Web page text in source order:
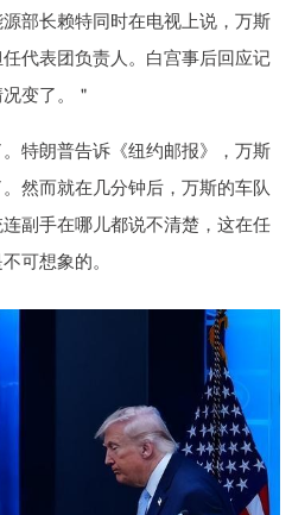
部长赖特同时在电视上说，万斯
代表团负责人。白宫事后回应记
变了。＂
特朗普告诉《纽约邮报》，万斯
然而就在几分钟后，万斯的车队
副手在哪儿都说不清楚，这在任
可想象的。